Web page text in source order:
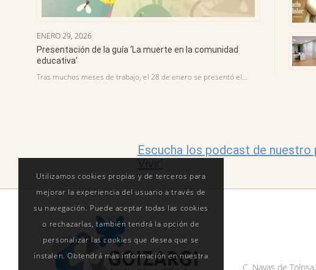
ENERO 29, 2026
Presentación de la guía ‘La muerte en la comunidad
educativa’
Tras muchos meses de trabajo, el 28 de enero se presentó el…
Escucha los podcast de nuestro
Vivir’
C. Navas de
Utilizamos cookies propias y de terceros para
mejorar la experiencia del usuario a través de
su navegación. Puede aceptar todas las cookies
o rechazarlas, también tendrá la opción de
personalizar las cookies que desea que se
instalen. Obtendrá más información en nuestra